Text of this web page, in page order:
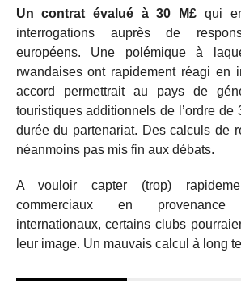
Un contrat évalué à 30 M£ qui
interrogations auprès de
européens. Une polémique à
rwandaises ont rapidement réagi en
accord permettrait au pays de
touristiques additionnels de l’ordre de
durée du partenariat. Des calculs de
néanmoins pas mis fin aux débats.
A vouloir capter (trop)
commerciaux en
internationaux, certains clubs
leur image. Un mauvais calcul à long